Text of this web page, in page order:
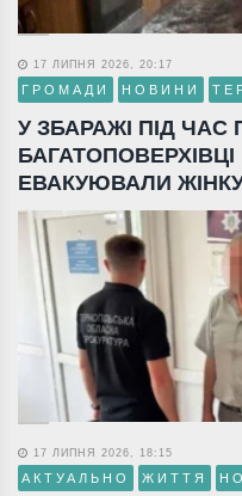
17 ЛИПНЯ 2026, 20:17
ГРОМАДИ НОВИНИ
У ЗБАРАЖІ ПІД ЧАС
ЕВАКУЮВАЛИ
17 ЛИПНЯ 2026, 18:15
АКТУАЛЬНО ЖИТТЯ